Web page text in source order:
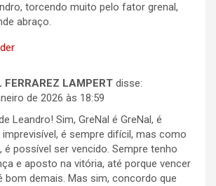
torcendo muito pelo fator grenal,
abraço.
FERRAREZ LAMPERT disse:
de 2026 às 18:59
Leandro! Sim, GreNal é GreNal, é
imprevisível, é sempre difícil, mas como
é possível ser vencido. Sempre tenho
e aposto na vitória, até porque vencer
bom demais. Mas sim, concordo que